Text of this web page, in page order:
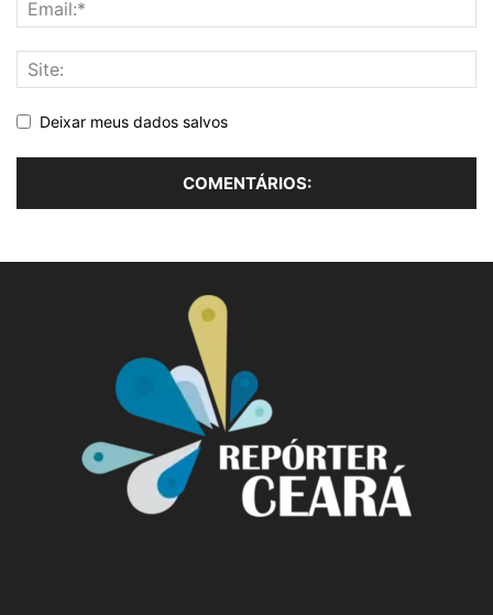
Deixar meus dados salvos